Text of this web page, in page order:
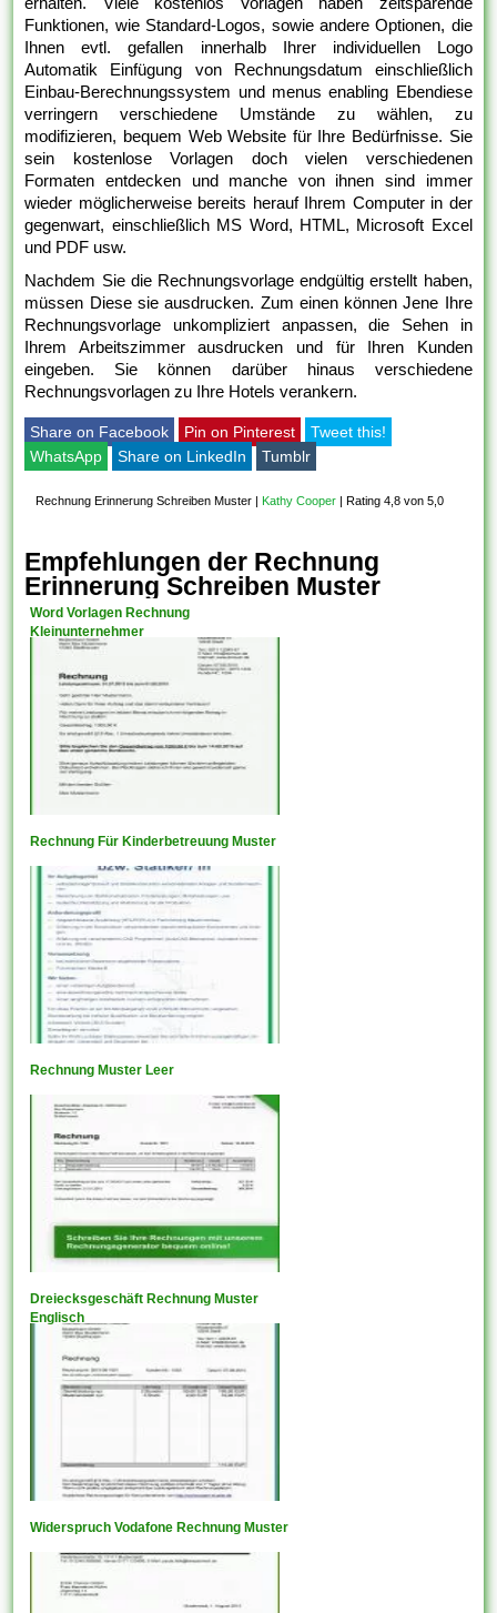
Funktionen, wie Standard-Logos, sowie andere Optionen, die
Ihnen evtl. gefallen innerhalb Ihrer individuellen Logo
Automatik Einfügung von Rechnungsdatum einschließlich
Einbau-Berechnungssystem und menus enabling Ebendiese
verringern verschiedene Umstände zu wählen, zu
modifizieren, bequem Web Website für Ihre Bedürfnisse. Sie
sein kostenlose Vorlagen doch vielen verschiedenen
Formaten entdecken und manche von ihnen sind immer
wieder möglicherweise bereits herauf Ihrem Computer in der
gegenwart, einschließlich MS Word, HTML, Microsoft Excel
und PDF usw.
Nachdem Sie die Rechnungsvorlage endgültig erstellt haben,
müssen Diese sie ausdrucken. Zum einen können Jene Ihre
Rechnungsvorlage unkompliziert anpassen, die Sehen in
Ihrem Arbeitszimmer ausdrucken und für Ihren Kunden
eingeben. Sie können darüber hinaus verschiedene
Rechnungsvorlagen zu Ihre Hotels verankern.
Share on Facebook Pin on Pinterest
Tweet this!
WhatsApp
Share on LinkedIn Tumblr
Rechnung Erinnerung Schreiben Muster | Kathy Cooper |Rating 4,8 von 5,0
Empfehlungen der Rechnung
Erinnerung Schreiben Muster
Word Vorlagen Rechnung
Kleinunternehmer
Rechnung Für Kinderbetreuung Muster
Rechnung Muster Leer
Dreiecksgeschäft Rechnung Muster
Englisch
Widerspruch Vodafone Rechnung Muster